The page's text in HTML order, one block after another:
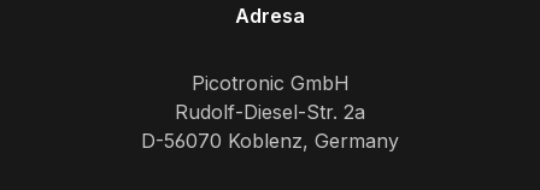
Adresa
Picotronic GmbH
Rudolf-Diesel-Str. 2a
D-56070 Koblenz, Germany